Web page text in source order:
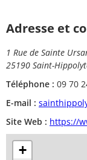
Adresse et
1 Rue de Sainte
25190 Saint-
Téléphone : 09 70
E-mail :
Site Web : https://
+